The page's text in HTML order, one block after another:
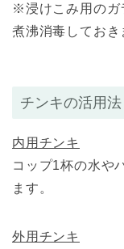
※浸けこみ用のガ
煮沸消毒しておき
チンキの活用法
内用チンキ
コップ1杯の水や
ます。
外用チンキ